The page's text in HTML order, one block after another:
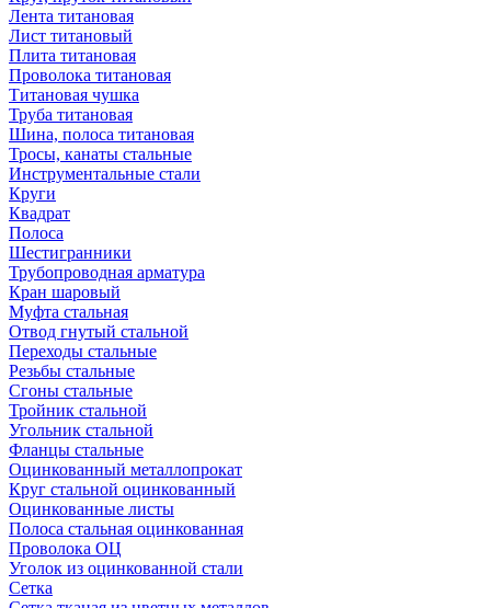
Лента титановая
Лист титановый
Плита титановая
Проволока титановая
Титановая чушка
Труба титановая
Шина, полоса титановая
Тросы, канаты стальные
Инструментальные стали
Круги
Квадрат
Полоса
Шестигранники
Трубопроводная арматура
Кран шаровый
Муфта стальная
Отвод гнутый стальной
Переходы стальные
Резьбы стальные
Сгоны стальные
Тройник стальной
Угольник стальной
Фланцы стальные
Оцинкованный металлопрокат
Круг стальной оцинкованный
Оцинкованные листы
Полоса стальная оцинкованная
Проволока ОЦ
Уголок из оцинкованной стали
Сетка